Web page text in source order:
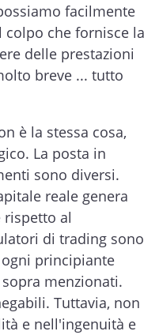
facilmente
colpo che fornisce la
delle prestazioni
breve ... tutto
è la stessa cosa,
La posta in
sono diversi.
reale genera
al
di trading sono
principiante
menzionati.
Tuttavia, non
e nell'ingenuità e